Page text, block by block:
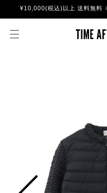
ンツに
進む
¥10,000(税込)以上 送料無料